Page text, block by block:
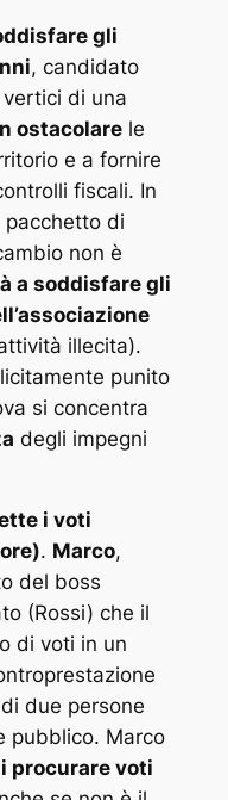
gli
, candidato
di una
ostacolarele
e a fornire
fiscali. In
pacchetto di
non è
a soddisfare gli
illecita).
punito
si concentra
degli impegni
i voti
. Marco,
del boss
(Rossi) che il
di voti in un
due persone
pubblico. Marco
procurare voti